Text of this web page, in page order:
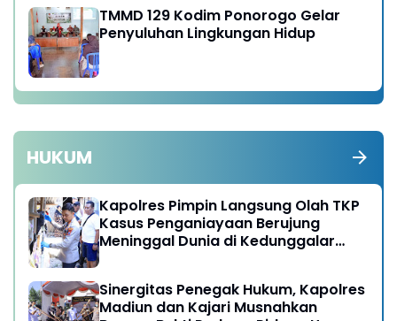
TMMD 129 Kodim Ponorogo Gelar
Penyuluhan Lingkungan Hidup
HUKUM
Kapolres Pimpin Langsung Olah TKP
Kasus Penganiayaan Berujung
Meninggal Dunia di Kedunggalar
Sinergitas Penegak Hukum, Kapolres
Madiun dan Kajari Musnahkan